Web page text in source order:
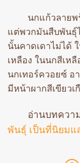
นกแก้วลายพ
แต่พวกมันสืบพันธุ์
นั้นคาดเดาไม่ได้
เหลือง ในนกสีเห
นกเทอร์ควอยซ์ อ
มีหน้าผากสีเขียวเ
อ่านบทควา
พันธุ์ เป็นที่นิยมแ